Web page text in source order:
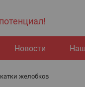
Новости
желобков